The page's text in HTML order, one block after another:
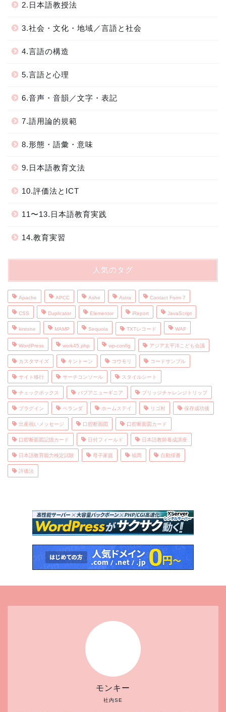
2.日本語教授法
3.社会・文化・地域／言語と社会
4.言語の構造
5.言語と心理
6.音声・音韻／文字・表記
7.語用論的規範
8.形態・語彙・意味
9.日本語教育文法
10.評価法とICT
11〜13.日本語教育実践
14.教育実習
人気のタグ
Apache APCC Ashe Astra Contact Form 7
CSS Duplicator Elementor iReport JavaScript
kintone MAMP Sequoia TXTレコード WAF
WordPress work45.php wp-config アジア太平洋こども会議
カスタマイズ キントーン コウモリ コードサンプル
サイト移行 サーチコンソール スタイルシート
チェックボックス パプアニューギニア ブリッジチャレンジトリップ
プラグイン ベランダ ホームステイ リゴ村 保存成功後
出産祝いメッセージ 口腔断面図 口腔断面図カード
口腔断面図記憶カード 日付フィールド 日本語教師養成講座
日本語教育能力検定試験 母子家庭 福岡 自動採番
評価法
社内SE
モンキー